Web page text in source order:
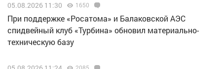
05.08.2026 11:30 1650
При поддержке «Росатома» и Балаковской АЭС
спидвейный клуб «Турбина» обновил материально-
техническую базу